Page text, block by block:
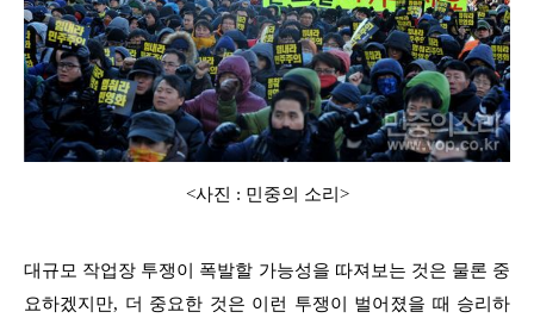
<사진 : 민중의 소리>
대규모 작업장 투쟁이 폭발할 가능성을 따져보는 것은 물론 중
요하겠지만, 더 중요한 것은 이런 투쟁이 벌어졌을 때 승리하